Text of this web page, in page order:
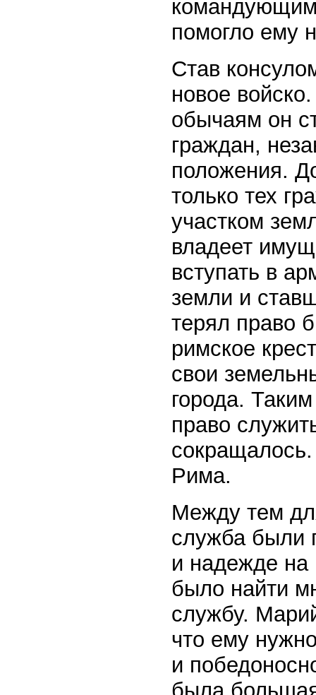
помогло ему
Став
новое
обычаям он
граждан,
положения.
только тех
участком
владеет
вступать в
земли и
терял право
римское
свои
города.
право
Рима.
Между тем
служба были
и надежде
было найти
службу.
что ему
и